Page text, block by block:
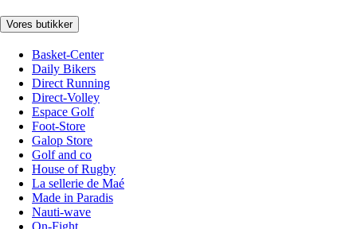
Vores butikker
Basket-Center
Daily Bikers
Direct Running
Direct-Volley
Espace Golf
Foot-Store
Galop Store
Golf and co
House of Rugby
La sellerie de Maé
Made in Paradis
Nauti-wave
On-Fight